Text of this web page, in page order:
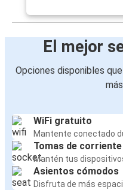
El mejor
Opciones disponibles
WiFi gratuito
Mantente conectado
Tomas de corriente
Mantén tus
Asientos cómodos
Disfruta de más